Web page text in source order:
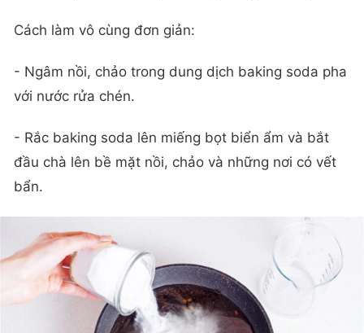
Cách làm vô cùng đơn giản:
- Ngâm nồi, chảo trong dung dịch baking soda pha
với nước rửa chén.
- Rắc baking soda lên miếng bọt biển ẩm và bắt
đầu chà lên bề mặt nồi, chảo và những nơi có vết
bẩn.